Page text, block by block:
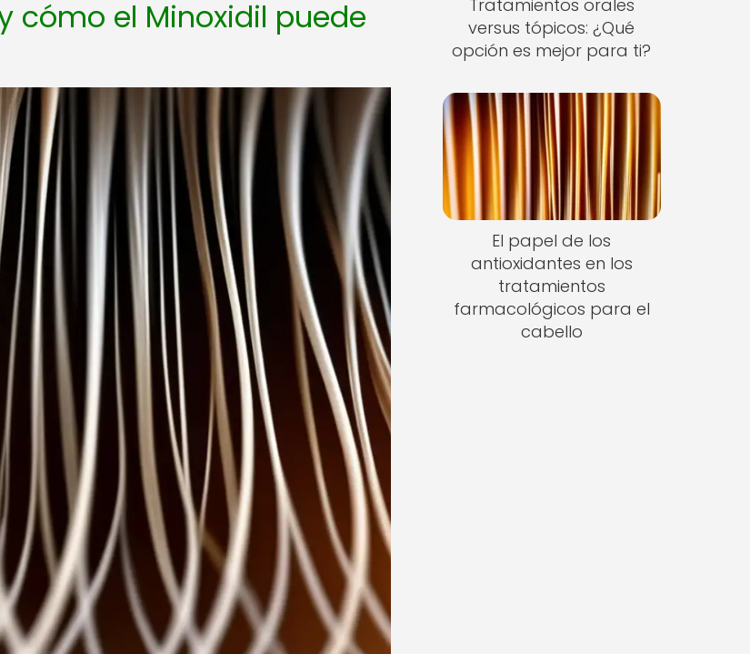
cómo el Minoxidil puede
Tratamientos orales
versus tópicos: ¿Qué
opción es mejor para ti?
El papel de los
antioxidantes en los
tratamientos
farmacológicos para el
cabello